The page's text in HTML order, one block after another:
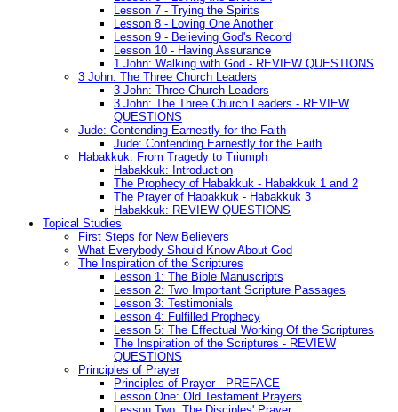
Lesson 7 - Trying the Spirits
Lesson 8 - Loving One Another
Lesson 9 - Believing God's Record
Lesson 10 - Having Assurance
1 John: Walking with God - REVIEW QUESTIONS
3 John: The Three Church Leaders
3 John: Three Church Leaders
3 John: The Three Church Leaders - REVIEW
QUESTIONS
Jude: Contending Earnestly for the Faith
Jude: Contending Earnestly for the Faith
Habakkuk: From Tragedy to Triumph
Habakkuk: Introduction
The Prophecy of Habakkuk - Habakkuk 1 and 2
The Prayer of Habakkuk - Habakkuk 3
Habakkuk: REVIEW QUESTIONS
Topical Studies
First Steps for New Believers
What Everybody Should Know About God
The Inspiration of the Scriptures
Lesson 1: The Bible Manuscripts
Lesson 2: Two Important Scripture Passages
Lesson 3: Testimonials
Lesson 4: Fulfilled Prophecy
Lesson 5: The Effectual Working Of the Scriptures
The Inspiration of the Scriptures - REVIEW
QUESTIONS
Principles of Prayer
Principles of Prayer - PREFACE
Lesson One: Old Testament Prayers